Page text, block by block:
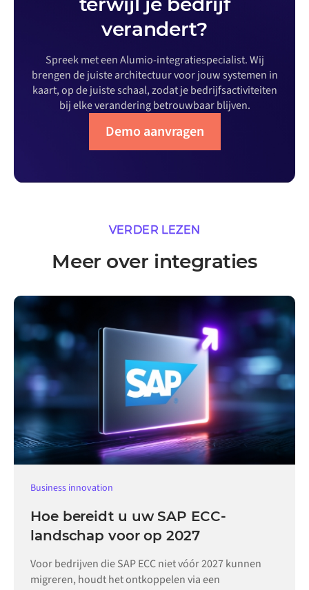
verandert?
Spreek met een Alumio-integratiespecialist. Wij
brengen de juiste architectuur voor jouw systemen in
kaart, op de juiste schaal, zodat je bedrijfsactiviteiten
bij elke verandering betrouwbaar blijven.
Demo aanvragen
VERDER LEZEN
Meer over integraties
Business innovation
Hoe bereidt u uw SAP ECC-
landschap voor op 2027
Voor bedrijven die SAP ECC niet vóór 2027 kunnen
migreren, houdt het ontkoppelen via een